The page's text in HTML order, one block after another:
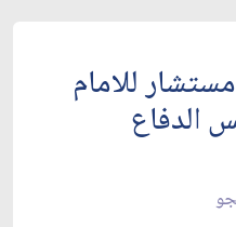
للامام
الدفاع